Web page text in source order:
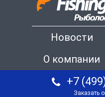
Новости
О компании
+7
Заказать